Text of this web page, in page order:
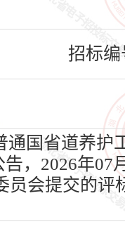
招标编
国省道养护
，2026年07
员会提交的